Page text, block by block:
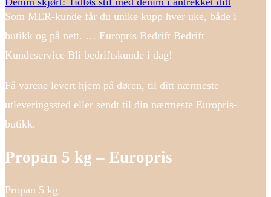
Som MER-kunde får du unike kupp hver uke, både i
butikk og på nett. … Europris Bedrift Bedrift
Kundeservice Bli bedriftskunde i dag!
Få varene levert hjem på døren, til ditt nærmeste
utleveringssted eller sendt til din nærmeste Europris-
butikk.
Propan 5 kg – Europris
Propan 5 kg